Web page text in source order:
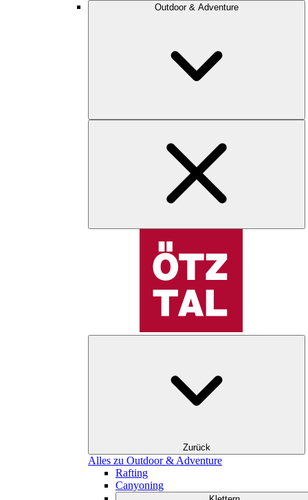
Outdoor & Adventure
Zurück
Alles zu Outdoor & Adventure
Rafting
Canyoning